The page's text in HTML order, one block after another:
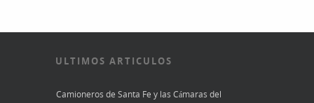
ULTIMOS ARTICULOS
Camioneros de Santa Fe y las Cámaras del